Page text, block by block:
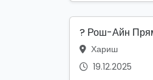
? Рош-Айн
Хариш
19.12.2025